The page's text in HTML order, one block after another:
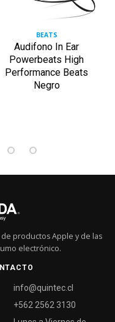
BEATS
Audifono In Ear
Powerbeats High
Performance Beats
Negro
productos Apple y de las
electrónico.
info@quintec.cl
+562 2562 3130